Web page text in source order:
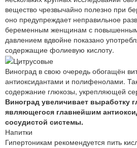
вещество чрезвычайно полезно при
оно предупреждает неправильное
беременным женщинам с
давлением вдвойне показано
содержащие фолиевую кислоту.
Виноград в свою очередь обогащён
антиоксидантами и полифенолами.
содержание глюкозы, укрепляющей
Виноград увеличивает выработку
являющегося главнейшим
сосудистой системы.
Напитки
Гипертоникам рекомендуется пить